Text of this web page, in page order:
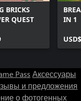
BRICKS
QUEST
IN 1
Pass Аксессуары
и предложения
о фотогенных